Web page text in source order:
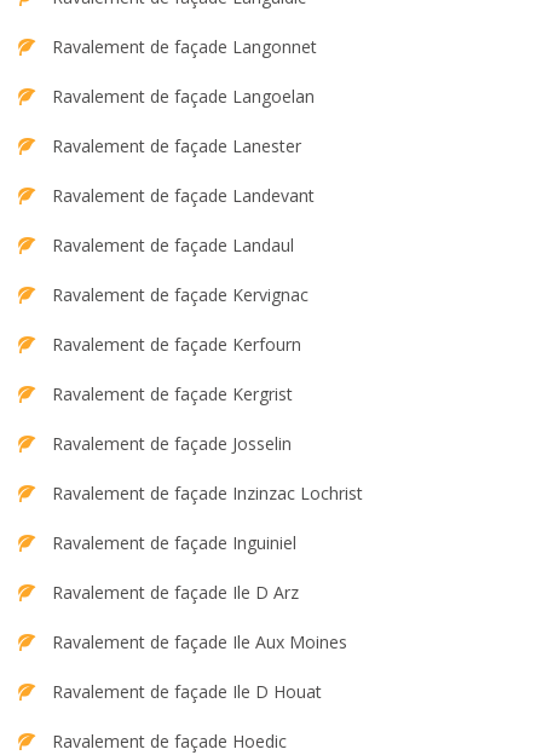
Ravalement de façade Langonnet
Ravalement de façade Langoelan
Ravalement de façade Lanester
Ravalement de façade Landevant
Ravalement de façade Landaul
Ravalement de façade Kervignac
Ravalement de façade Kerfourn
Ravalement de façade Kergrist
Ravalement de façade Josselin
Ravalement de façade Inzinzac Lochrist
Ravalement de façade Inguiniel
Ravalement de façade Ile D Arz
Ravalement de façade Ile Aux Moines
Ravalement de façade Ile D Houat
Ravalement de façade Hoedic